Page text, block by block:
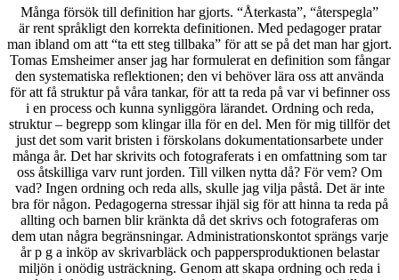
Många försök till definition har gjorts. “Återkasta”, “återspegla”
är rent språkligt den korrekta definitionen. Med pedagoger pratar
man ibland om att “ta ett steg tillbaka” för att se på det man har gjort.
Tomas Emsheimer anser jag har formulerat en definition som fångar
den systematiska reflektionen; den vi behöver lära oss att använda
för att få struktur på våra tankar, för att ta reda på var vi befinner oss
i en process och kunna synliggöra lärandet. Ordning och reda,
struktur – begrepp som klingar illa för en del. Men för mig tillför det
just det som varit bristen i förskolans dokumentationsarbete under
många år. Det har skrivits och fotograferats i en omfattning som tar
oss åtskilliga varv runt jorden. Till vilken nytta då? För vem? Om
vad? Ingen ordning och reda alls, skulle jag vilja påstå. Det är inte
bra för någon. Pedagogerna stressar ihjäl sig för att hinna ta reda på
allting och barnen blir kränkta då det skrivs och fotograferas om
dem utan några begränsningar. Administrationskontot sprängs varje
år p g a inköp av skrivarbläck och pappersproduktionen belastar
miljön i onödig usträckning. Genom att skapa ordning och reda i